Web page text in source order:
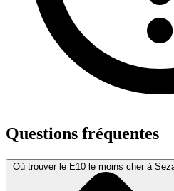
Questions fréquentes
Où trouver le E10 le moins cher à